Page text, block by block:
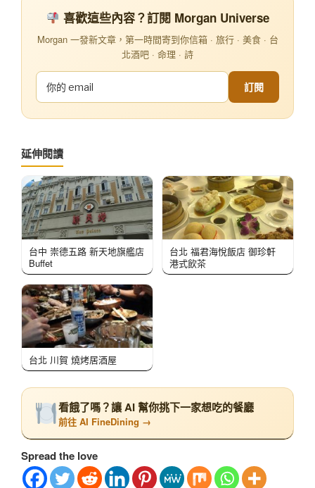
喜歡這些內容？訂閱 Morgan Universe
Morgan 一發新文章，第一時間寄到你信箱 · 旅行 · 美食 · 台
北酒吧 · 命理 · 詩
訂閱
延伸閱讀
台中 崇德五路 新天地旗艦店
Buffet
台北 福君海悅飯店 御珍軒
港式飲茶
台北 川賀 燒烤居酒屋
看餓了嗎？讓 AI 幫你挑下一家想吃的餐廳
前往 AI FineDining →
Spread the love